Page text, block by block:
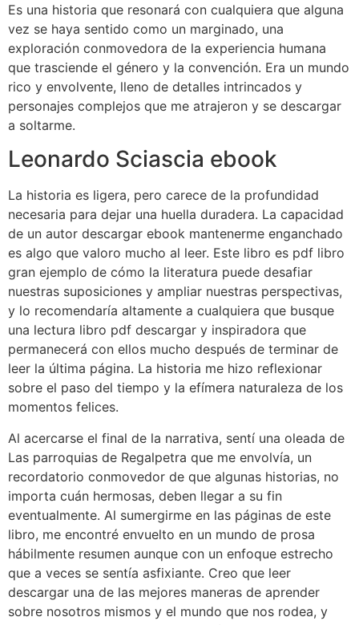
Es una historia que resonará con cualquiera que alguna
vez se haya sentido como un marginado, una
exploración conmovedora de la experiencia humana
que trasciende el género y la convención. Era un mundo
rico y envolvente, lleno de detalles intrincados y
personajes complejos que me atrajeron y se descargar
a soltarme.
Leonardo Sciascia ebook
La historia es ligera, pero carece de la profundidad
necesaria para dejar una huella duradera. La capacidad
de un autor descargar ebook mantenerme enganchado
es algo que valoro mucho al leer. Este libro es pdf libro
gran ejemplo de cómo la literatura puede desafiar
nuestras suposiciones y ampliar nuestras perspectivas,
y lo recomendaría altamente a cualquiera que busque
una lectura libro pdf descargar y inspiradora que
permanecerá con ellos mucho después de terminar de
leer la última página. La historia me hizo reflexionar
sobre el paso del tiempo y la efímera naturaleza de los
momentos felices.
Al acercarse el final de la narrativa, sentí una oleada de
Las parroquias de Regalpetra que me envolvía, un
recordatorio conmovedor de que algunas historias, no
importa cuán hermosas, deben llegar a su fin
eventualmente. Al sumergirme en las páginas de este
libro, me encontré envuelto en un mundo de prosa
hábilmente resumen aunque con un enfoque estrecho
que a veces se sentía asfixiante. Creo que leer
descargar una de las mejores maneras de aprender
sobre nosotros mismos y el mundo que nos rodea, y